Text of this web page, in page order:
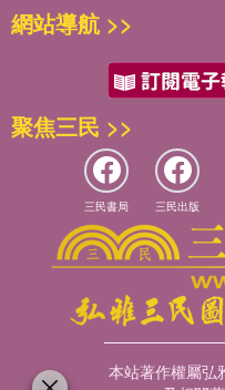
網站導航 >>
聚焦三民 >>
三民書局 三民出版
本站著作權屬弘